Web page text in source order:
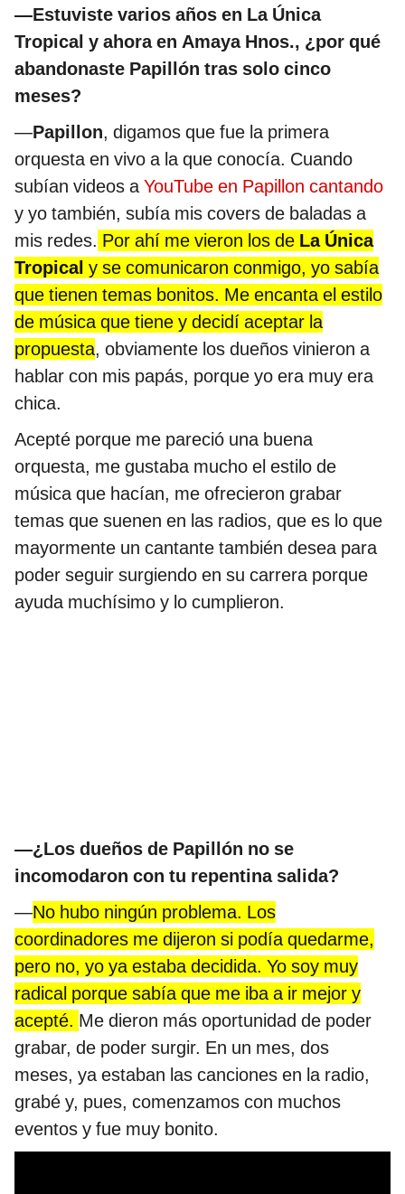
—Estuviste varios años en La Única
Tropical y ahora en Amaya Hnos., ¿por qué
abandonaste Papillón tras solo cinco
meses?
—Papillon, digamos que fue la primera
orquesta en vivo a la que conocía. Cuando
subían videos aYouTube en Papillon cantando
y yo también, subía mis covers de baladas a
mis redes. Por ahí me vieron los de La Única
Tropical y se comunicaron conmigo, yo sabía
que tienen temas bonitos. Me encanta el estilo
de música que tiene y decidí aceptar la
propuesta, obviamente los dueños vinieron a
hablar con mis papás, porque yo era muy era
chica.
Acepté porque me pareció una buena
orquesta, me gustaba mucho el estilo de
música que hacían, me ofrecieron grabar
temas que suenen en las radios, que es lo que
mayormente un cantante también desea para
poder seguir surgiendo en su carrera porque
ayuda muchísimo y lo cumplieron.
—¿Los dueños de Papillón no se
incomodaron con tu repentina salida?
—No hubo ningún problema. Los
coordinadores me dijeron si podía quedarme,
pero no, yo ya estaba decidida. Yo soy muy
radical porque sabía que me iba a ir mejor y
acepté. Me dieron más oportunidad de poder
grabar, de poder surgir. En un mes, dos
meses, ya estaban las canciones en la radio,
grabé y, pues, comenzamos con muchos
eventos y fue muy bonito.